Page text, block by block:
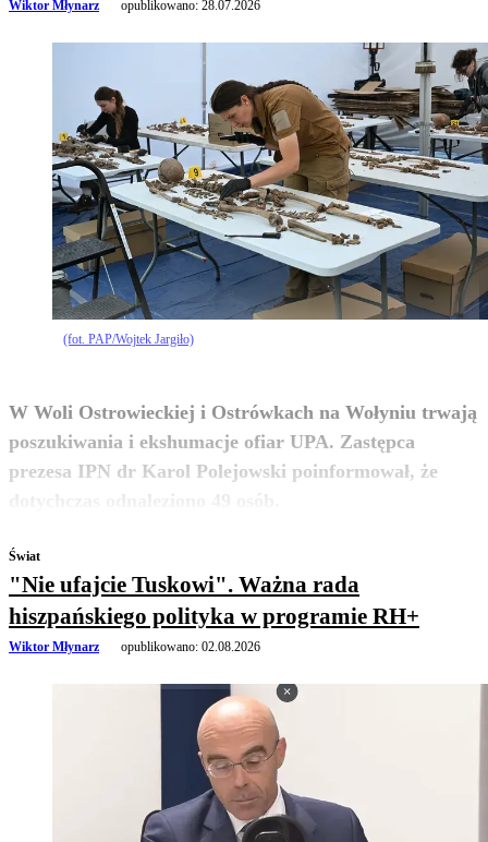
Wiktor Młynarz opublikowano: 28.07.2026
(fot. PAP/Wojtek Jargiło)
W Woli Ostrowieckiej i Ostrówkach na Wołyniu trwają
poszukiwania i ekshumacje ofiar UPA. Zastępca
prezesa IPN dr Karol Polejowski poinformował, że
dotychczas odnaleziono 49 osób.
zobacz więcej
Świat
"Nie ufajcie Tuskowi". Ważna rada
hiszpańskiego polityka w programie RH+
Wiktor Młynarz opublikowano: 02.08.2026